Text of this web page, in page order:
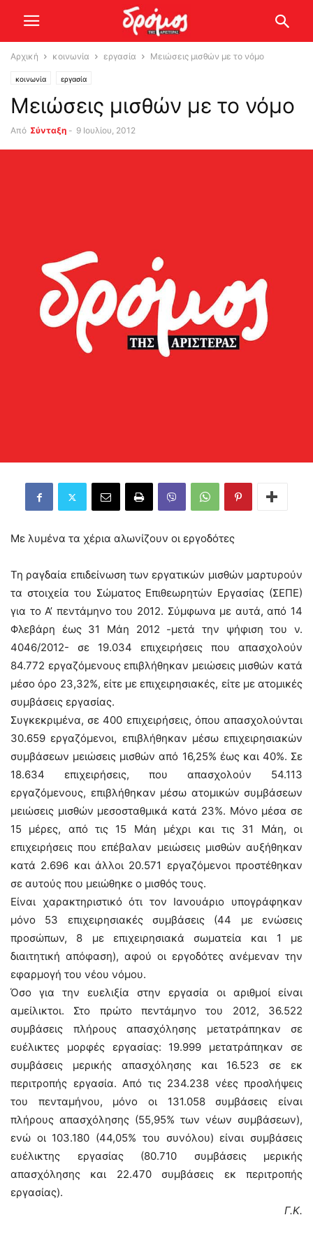
Αρχική κοινωνία εργασία Μειώσεις μισθών με το νόμο
κοινωνία εργασία
Μειώσεις μισθών με το νόμο
Από Σύνταξη - 9 Ιουλίου, 2012
Με λυμένα τα χέρια αλωνίζουν οι εργοδότες
Τη ραγδαία επιδείνωση των εργατικών μισθών μαρτυρούν
τα στοιχεία του Σώματος Επιθεωρητών Εργασίας (ΣΕΠΕ)
για το Α’ πεντάμηνο του 2012. Σύμφωνα με αυτά, από 14
Φλεβάρη έως 31 Μάη 2012 -μετά την ψήφιση του ν.
4046/2012- σε 19.034 επιχειρήσεις που απασχολούν
84.772 εργαζόμενους επιβλήθηκαν μειώσεις μισθών κατά
μέσο όρο 23,32%, είτε με επιχειρησιακές, είτε με ατομικές
συμβάσεις εργασίας.
Συγκεκριμένα, σε 400 επιχειρήσεις, όπου απασχολούνται
30.659 εργαζόμενοι, επιβλήθηκαν μέσω επιχειρησιακών
συμβάσεων μειώσεις μισθών από 16,25% έως και 40%. Σε
18.634 επιχειρήσεις, που απασχολούν 54.113
εργαζόμενους, επιβλήθηκαν μέσω ατομικών συμβάσεων
μειώσεις μισθών μεσοσταθμικά κατά 23%. Μόνο μέσα σε
15 μέρες, από τις 15 Μάη μέχρι και τις 31 Μάη, οι
επιχειρήσεις που επέβαλαν μειώσεις μισθών αυξήθηκαν
κατά 2.696 και άλλοι 20.571 εργαζόμενοι προστέθηκαν
σε αυτούς που μειώθηκε ο μισθός τους.
Είναι χαρακτηριστικό ότι τον Ιανουάριο υπογράφηκαν
μόνο 53 επιχειρησιακές συμβάσεις (44 με ενώσεις
προσώπων, 8 με επιχειρησιακά σωματεία και 1 με
διαιτητική απόφαση), αφού οι εργοδότες ανέμεναν την
εφαρμογή του νέου νόμου.
Όσο για την ευελιξία στην εργασία οι αριθμοί είναι
αμείλικτοι. Στο πρώτο πεντάμηνο του 2012, 36.522
συμβάσεις πλήρους απασχόλησης μετατράπηκαν σε
ευέλικτες μορφές εργασίας: 19.999 μετατράπηκαν σε
συμβάσεις μερικής απασχόλησης και 16.523 σε εκ
περιτροπής εργασία. Από τις 234.238 νέες προσλήψεις
του πενταμήνου, μόνο οι 131.058 συμβάσεις είναι
πλήρους απασχόλησης (55,95% των νέων συμβάσεων),
ενώ οι 103.180 (44,05% του συνόλου) είναι συμβάσεις
ευέλικτης εργασίας (80.710 συμβάσεις μερικής
απασχόλησης και 22.470 συμβάσεις εκ περιτροπής
εργασίας).
Γ.Κ.